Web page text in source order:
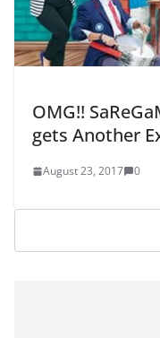
OMG!!
gets Another
August 23, 2017 0